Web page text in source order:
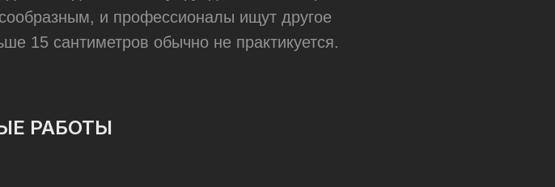
и профессионалы ищут другое
15 сантиметров обычно не практикуется.
РАБОТЫ